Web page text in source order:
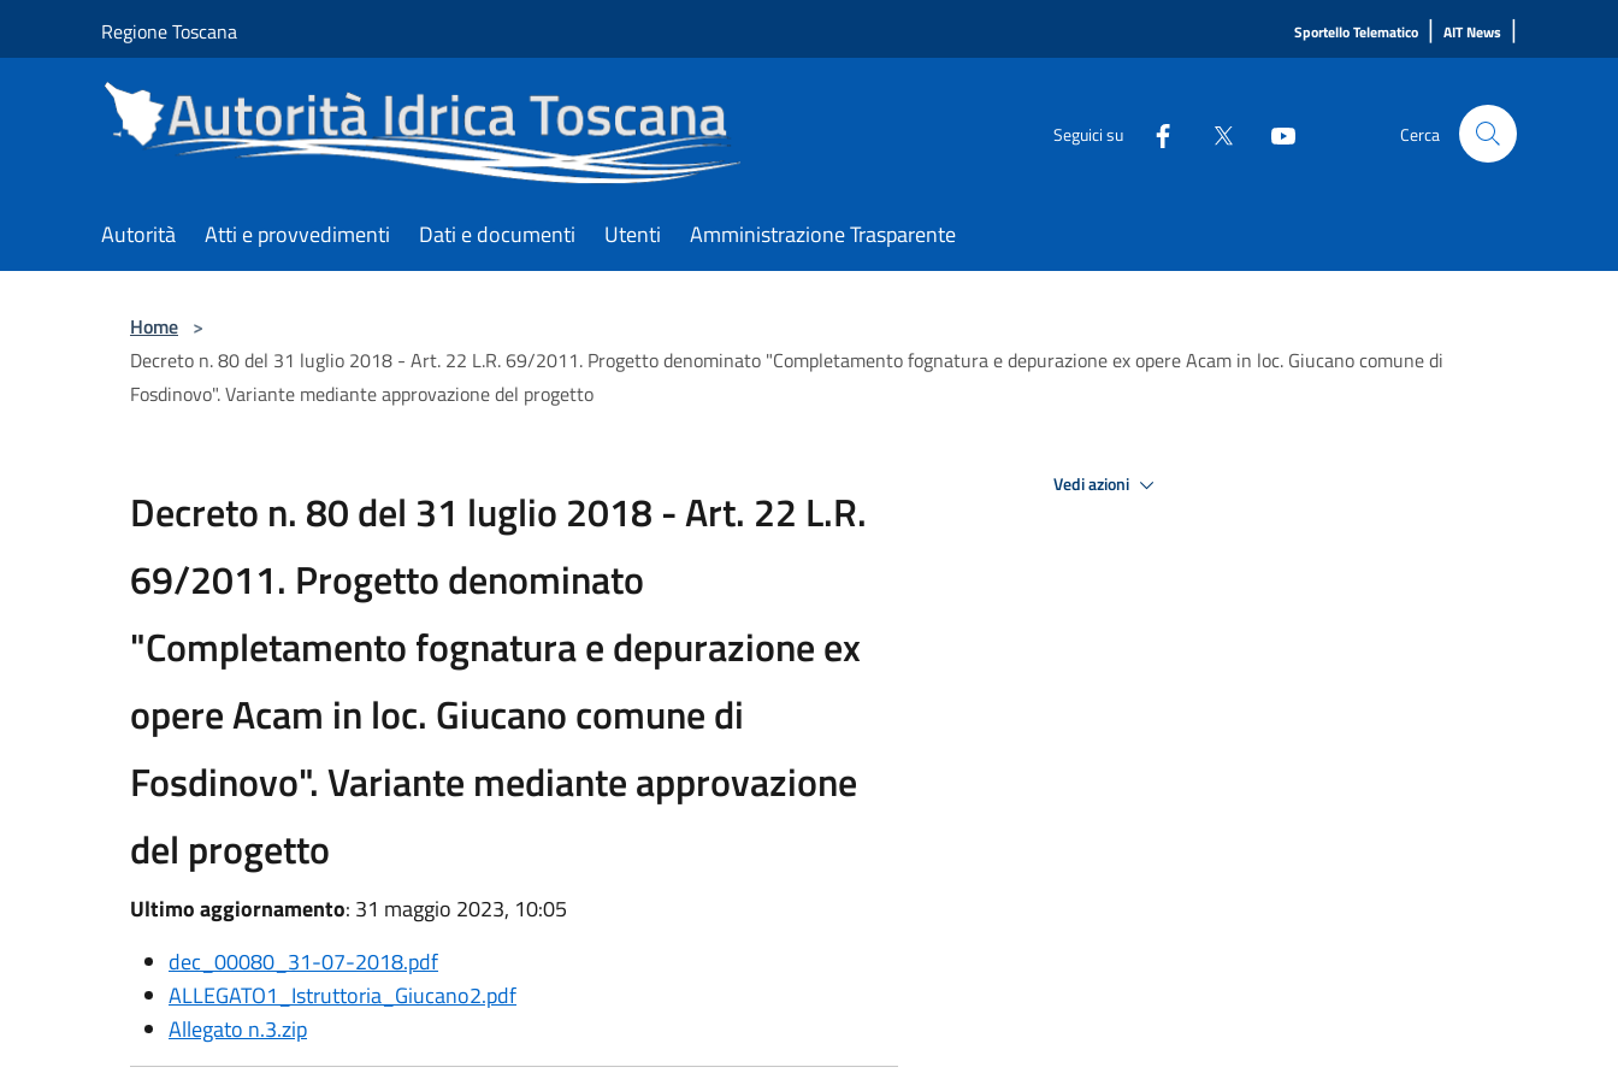
Regione Toscana Sportello Telematico | AIT News |
Seguici su Cerca
Autorità Atti e provvedimenti Dati e documenti Utenti Amministrazione Trasparente
Home >
Decreto n. 80 del 31 luglio 2018 - Art. 22 L.R. 69/2011. Progetto denominato "Completamento fognatura e depurazione ex opere Acam in loc. Giucano comune di
Fosdinovo". Variante mediante approvazione del progetto
Decreto n. 80 del 31 luglio 2018 - Art. 22 L.R.
69/2011. Progetto denominato
"Completamento fognatura e depurazione ex
opere Acam in loc. Giucano comune di
Fosdinovo". Variante mediante approvazione
del progetto
Ultimo aggiornamento: 31 maggio 2023, 10:05
dec_00080_31-07-2018.pdf
ALLEGATO1_Istruttoria_Giucano2.pdf
Allegato n.3.zip
Vedi azioni